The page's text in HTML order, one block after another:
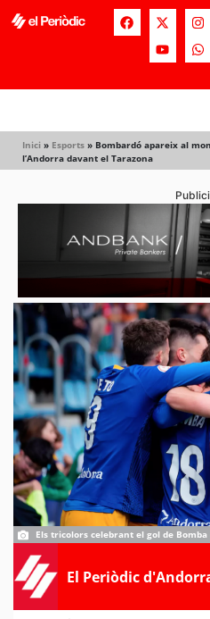
Inici » Esports » Bombardó apareix al
l’Andorra davant el Tarazona
Els tricolors celebrant el gol de
El Periòdic